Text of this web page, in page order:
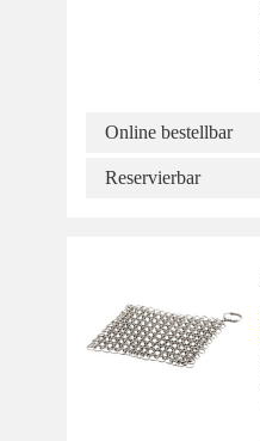
Online bestellbar
Reservierbar